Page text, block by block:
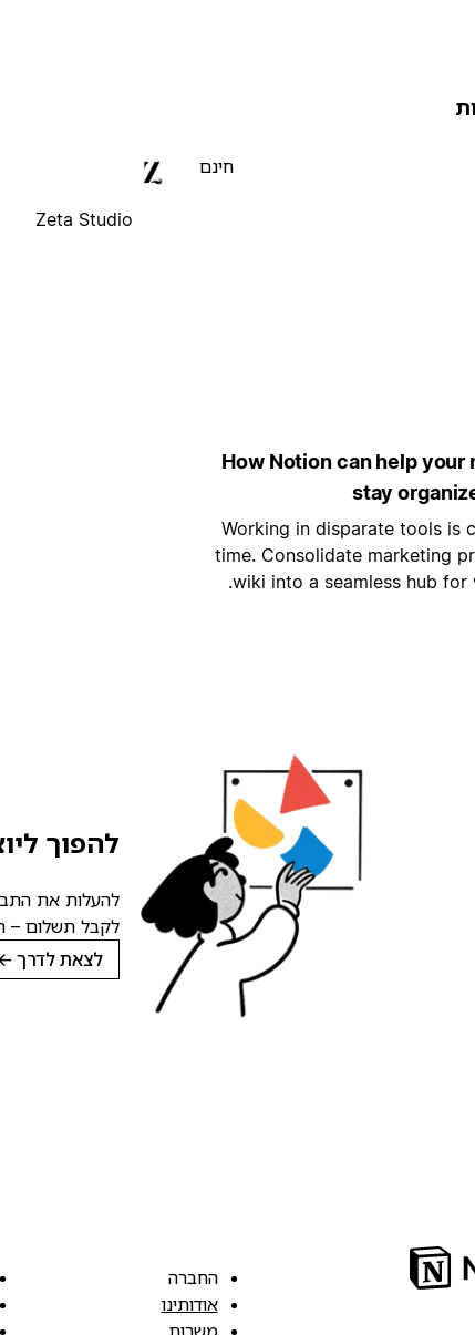
חינם
Zeta Studio
How Notion can help your
stay
Working in disparate tools is
time. Consolidate marketing
wiki into a seamless hub for
להפוך
לקבל תשלום –
לצאת לדרך
החברה
אודותינו
משרות